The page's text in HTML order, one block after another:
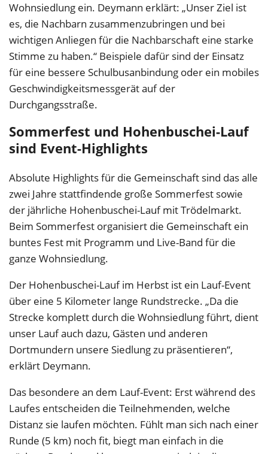
Wohnsiedlung ein. Deymann erklärt: „Unser Ziel ist
es, die Nachbarn zusammenzubringen und bei
wichtigen Anliegen für die Nachbarschaft eine starke
Stimme zu haben.“ Beispiele dafür sind der Einsatz
für eine bessere Schulbusanbindung oder ein mobiles
Geschwindigkeitsmessgerät auf der
Durchgangsstraße.
Sommerfest und Hohenbuschei-Lauf
sind Event-Highlights
Absolute Highlights für die Gemeinschaft sind das alle
zwei Jahre stattfindende große Sommerfest sowie
der jährliche Hohenbuschei-Lauf mit Trödelmarkt.
Beim Sommerfest organisiert die Gemeinschaft ein
buntes Fest mit Programm und Live-Band für die
ganze Wohnsiedlung.
Der Hohenbuschei-Lauf im Herbst ist ein Lauf-Event
über eine 5 Kilometer lange Rundstrecke. „Da die
Strecke komplett durch die Wohnsiedlung führt, dient
unser Lauf auch dazu, Gästen und anderen
Dortmundern unsere Siedlung zu präsentieren“,
erklärt Deymann.
Das besondere an dem Lauf-Event: Erst während des
Laufes entscheiden die Teilnehmenden, welche
Distanz sie laufen möchten. Fühlt man sich nach einer
Runde (5 km) noch fit, biegt man einfach in die